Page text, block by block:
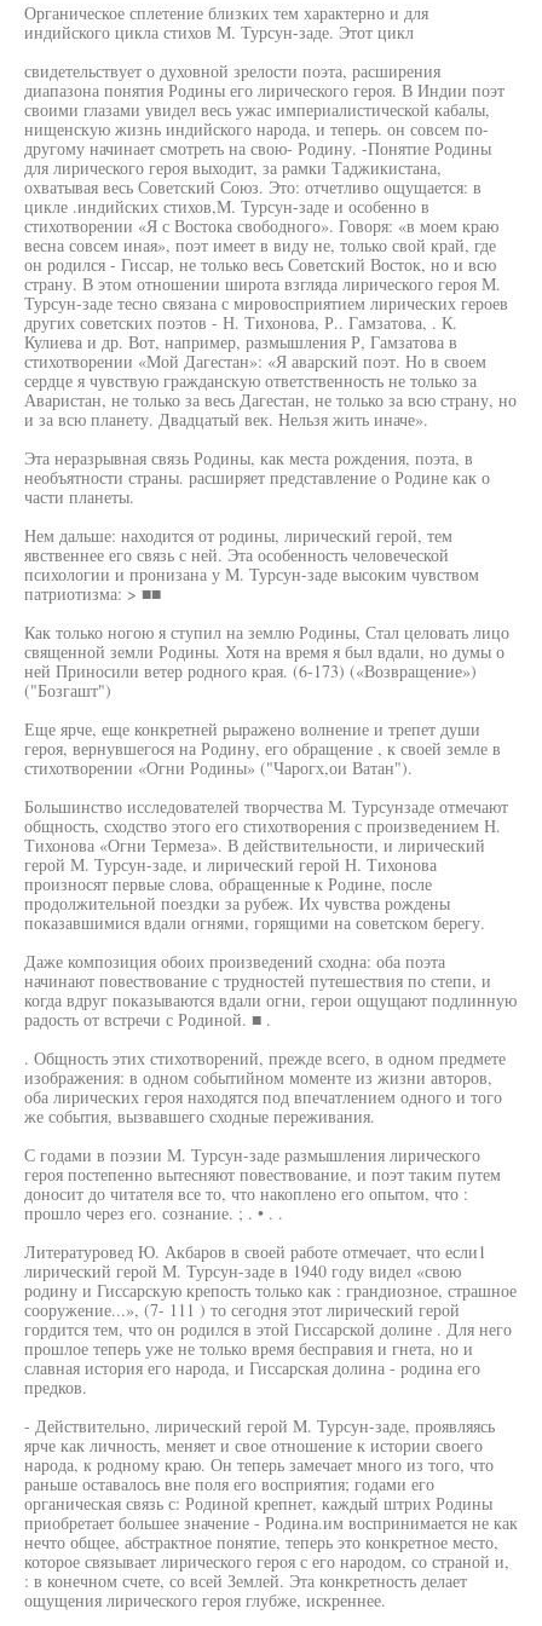
Органическое сплетение близких тем характерно и для
индийского цикла стихов М. Турсун-заде. Этот цикл
свидетельствует о духовной зрелости поэта, расширения
диапазона понятия Родины его лирического героя. В Индии поэт
своими глазами увидел весь ужас империалистической кабалы,
нищенскую жизнь индийского народа, и теперь. он совсем по-
другому начинает смотреть на свою- Родину. -Понятие Родины
для лирического героя выходит, за рамки Таджикистана,
охватывая весь Советский Союз. Это: отчетливо ощущается: в
цикле .индийских стихов,М. Турсун-заде и особенно в
стихотворении «Я с Востока свободного». Говоря: «в моем краю
весна совсем иная», поэт имеет в виду не, только свой край, где
он родился - Гиссар, не только весь Советский Восток, но и всю
страну. В этом отношении широта взгляда лирического героя М.
Турсун-заде тесно связана с мировосприятием лирических героев
других советских поэтов - Н. Тихонова, Р.. Гамзатова, . К.
Кулиева и др. Вот, например, размышления Р, Гамзатова в
стихотворении «Мой Дагестан»: «Я аварский поэт. Но в своем
сердце я чувствую гражданскую ответственность не только за
Аваристан, не только за весь Дагестан, не только за всю страну, но
и за всю планету. Двадцатый век. Нельзя жить иначе».
Эта неразрывная связь Родины, как места рождения, поэта, в
необъятности страны. расширяет представление о Родине как о
части планеты.
Нем дальше: находится от родины, лирический герой, тем
явственнее его связь с ней. Эта особенность человеческой
психологии и пронизана у М. Турсун-заде высоким чувством
патриотизма: > ■■
Как только ногою я ступил на землю Родины, Стал целовать лицо
священной земли Родины. Хотя на время я был вдали, но думы о
ней Приносили ветер родного края. (6-173) («Возвращение»)
("Бозгашт")
Еще ярче, еще конкретней рыражено волнение и трепет души
героя, вернувшегося на Родину, его обращение , к своей земле в
стихотворении «Огни Родины» ("Чарогх,ои Ватан").
Большинство исследователей творчества М. Турсунзаде отмечают
общность, сходство этого его стихотворения с произведением Н.
Тихонова «Огни Термеза». В действительности, и лирический
герой М. Турсун-заде, и лирический герой Н. Тихонова
произносят первые слова, обращенные к Родине, после
продолжительной поездки за рубеж. Их чувства рождены
показавшимися вдали огнями, горящими на советском берегу.
Даже композиция обоих произведений сходна: оба поэта
начинают повествование с трудностей путешествия по степи, и
когда вдруг показываются вдали огни, герои ощущают подлинную
радость от встречи с Родиной. ■ .
. Общность этих стихотворений, прежде всего, в одном предмете
изображения: в одном событийном моменте из жизни авторов,
оба лирических героя находятся под впечатлением одного и того
же события, вызвавшего сходные переживания.
С годами в поэзии М. Турсун-заде размышления лирического
героя постепенно вытесняют повествование, и поэт таким путем
доносит до читателя все то, что накоплено его опытом, что :
прошло через его. сознание. ; . • . .
Литературовед Ю. Акбаров в своей работе отмечает, что если1
лирический герой М. Турсун-заде в 1940 году видел «свою
родину и Гиссарскую крепость только как : грандиозное, страшное
сооружение...», (7- 111 ) то сегодня этот лирический герой
гордится тем, что он родился в этой Гиссарской долине . Для него
прошлое теперь уже не только время бесправия и гнета, но и
славная история его народа, и Гиссарская долина - родина его
предков.
- Действительно, лирический герой М. Турсун-заде, проявляясь
ярче как личность, меняет и свое отношение к истории своего
народа, к родному краю. Он теперь замечает много из того, что
раньше оставалось вне поля его восприятия; годами его
органическая связь с: Родиной крепнет, каждый штрих Родины
приобретает большее значение - Родина.им воспринимается не как
нечто общее, абстрактное понятие, теперь это конкретное место,
которое связывает лирического героя с его народом, со страной и,
: в конечном счете, со всей Землей. Эта конкретность делает
ощущения лирического героя глубже, искреннее.